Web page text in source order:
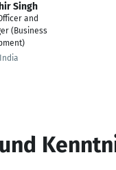
Singh
and
(Business